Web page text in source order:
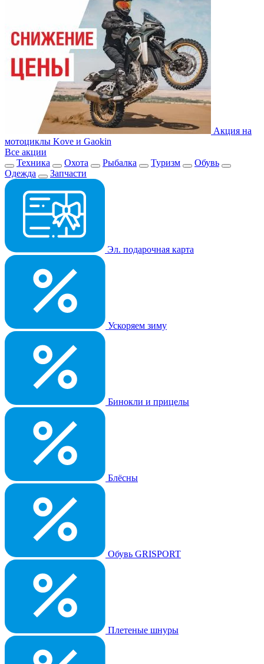
Акция на
мотоциклы Kove и Gaokin
Все акции
Техника
Охота Рыбалка Туризм
Обувь
Одежда
Запчасти
Эл. подарочная карта
Ускоряем зиму
Бинокли и прицелы
Блёсны
Обувь GRISPORT
Плетеные шнуры